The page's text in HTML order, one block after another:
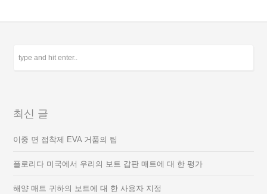
최신 글
이중 면 접착제 EVA 거품의 팁
플로리다 미국에서 우리의 보트 갑판 매트에 대 한 평가
해양 매트 귀하의 보트에 대 한 사용자 지정